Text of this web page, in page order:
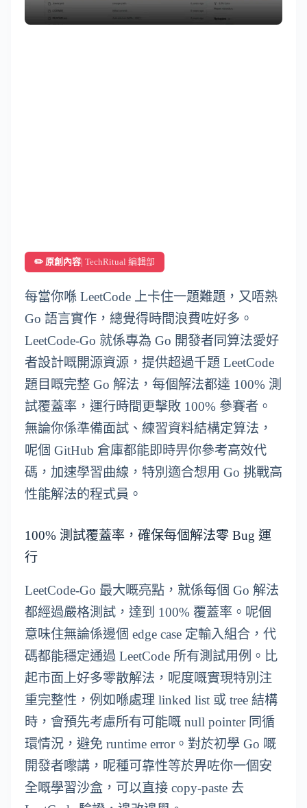
✏️ 原創內容| TechRitual 編輯部
每當你喺 LeetCode 上卡住一題難題，又唔熟
Go 語言實作，總覺得時間浪費咗好多。
LeetCode-Go 就係專為 Go 開發者同算法愛好
者設計嘅開源資源，提供超過千題 LeetCode
題目嘅完整 Go 解法，每個解法都達 100% 測
試覆蓋率，運行時間更擊敗 100% 參賽者。
無論你係準備面試、練習資料結構定算法，
呢個 GitHub 倉庫都能即時畀你參考高效代
碼，加速學習曲線，特別適合想用 Go 挑戰高
性能解法的程式員。
100% 測試覆蓋率，確保每個解法零 Bug 運
行
LeetCode-Go 最大嘅亮點，就係每個 Go 解法
都經過嚴格測試，達到 100% 覆蓋率。呢個
意味住無論係邊個 edge case 定輸入組合，代
碼都能穩定通過 LeetCode 所有測試用例。比
起市面上好多零散解法，呢度嘅實現特別注
重完整性，例如喺處理 linked list 或 tree 結構
時，會預先考慮所有可能嘅 null pointer 同循
環情況，避免 runtime error。對於初學 Go 嘅
開發者嚟講，呢種可靠性等於畀咗你一個安
全嘅學習沙盒，可以直接 copy-paste 去